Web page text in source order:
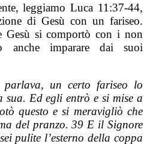
leggiamo Luca 11:37-44,
di Gesù con un fariseo.
Gesù si comportò con i non
anche imparare dai suoi
un certo fariseo lo
Ed egli entrò e si mise a
questo e si meravigliò che
del pranzo. 39 E il Signore
pulite l’esterno della coppa